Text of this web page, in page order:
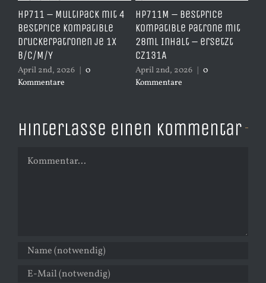
HP711 – Multipack mit 4
BestPrice kompatible
Druckerpatronen je 1x
B/C/M/Y
April 2nd, 2026 | 0
Kommentare
HP711M – BestPrice
kompatible Patrone mit
28ml Inhalt – ersetzt
CZ131A
April 2nd, 2026 | 0
Kommentare
Hinterlasse einen Kommentar
Kommentar